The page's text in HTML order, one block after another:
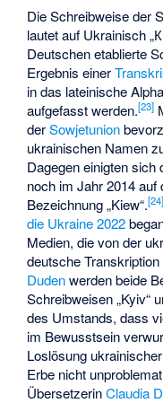
Die Schreibweise der
lautet auf Ukrainisch „
Deutschen etablierte
Ergebnis einer
in das lateinische
aufgefasst werden.[23]
derSowjetunion
ukrainischen Namen
Dagegen einigten
noch im Jahr 2014 auf
Bezeichnung „Kiew“.[24]
die Ukraine 2022
Medien, die von der
deutsche
Dudenwerden beide
Schreibweisen „Kyiv“
des Umstands, dass
im Bewusstsein
Loslösung
Erbe nicht
ÜbersetzerinClaudia